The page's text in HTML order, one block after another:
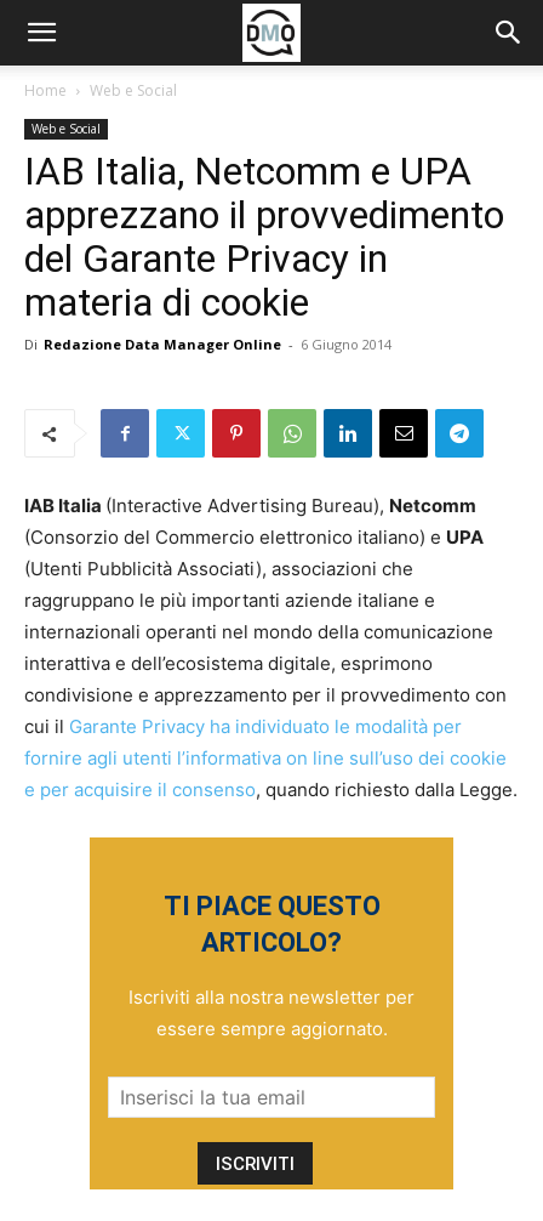
Home Web e Social
Web e Social
IAB Italia, Netcomm e UPA
apprezzano il provvedimento
del Garante Privacy in
materia di cookie
Di Redazione Data Manager Online - 6 Giugno 2014
IAB Italia (Interactive Advertising Bureau), Netcomm
(Consorzio del Commercio elettronico italiano) e UPA
(Utenti Pubblicità Associati), associazioni che
raggruppano le più importanti aziende italiane e
internazionali operanti nel mondo della comunicazione
interattiva e dell’ecosistema digitale, esprimono
condivisione e apprezzamento per il provvedimento con
cui il Garante Privacy ha individuato le modalità per
fornire agli utenti l’informativa on line sull’uso dei cookie
e per acquisire il consenso, quando richiesto dalla Legge.
TI PIACE QUESTO
ARTICOLO?
Iscriviti alla nostra newsletter per
essere sempre aggiornato.